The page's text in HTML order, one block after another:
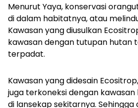
Menurut Yaya, konservasi
di dalam habitatnya, atau
Kawasan yang diusulkan
kawasan dengan tutupan hutan
terpadat.
Kawasan yang didesain
juga terkoneksi dengan
di lansekap sekitarnya. Sehingga